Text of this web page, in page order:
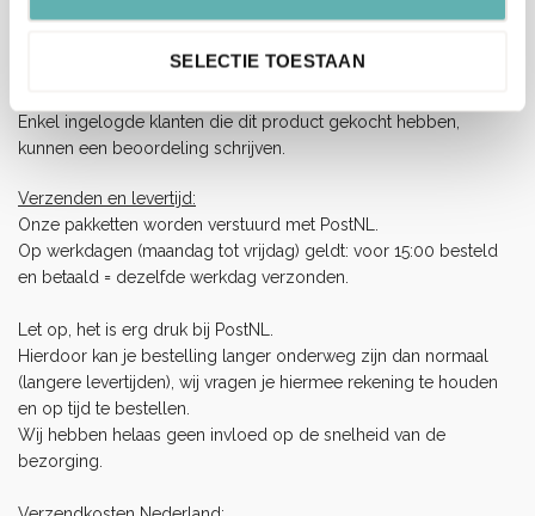
SELECTIE TOESTAAN
Enkel ingelogde klanten die dit product gekocht hebben,
kunnen een beoordeling schrijven.
Verzenden en levertijd:
Onze pakketten worden verstuurd met PostNL.
Op werkdagen (maandag tot vrijdag) geldt: voor 15:00 besteld
en betaald = dezelfde werkdag verzonden.
Let op, het is erg druk bij PostNL.
Hierdoor kan je bestelling langer onderweg zijn dan normaal
(langere levertijden), wij vragen je hiermee rekening te houden
en op tijd te bestellen.
Wij hebben helaas geen invloed op de snelheid van de
bezorging.